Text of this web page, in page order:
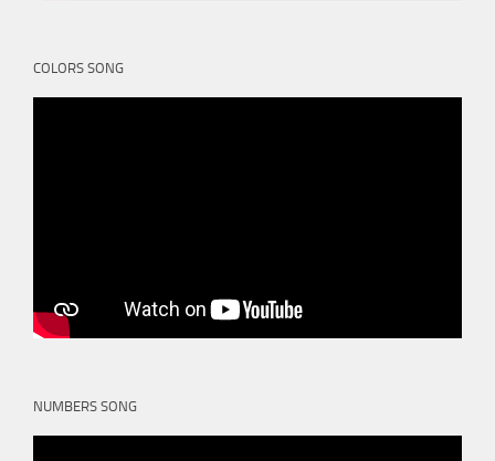
COLORS SONG
NUMBERS SONG